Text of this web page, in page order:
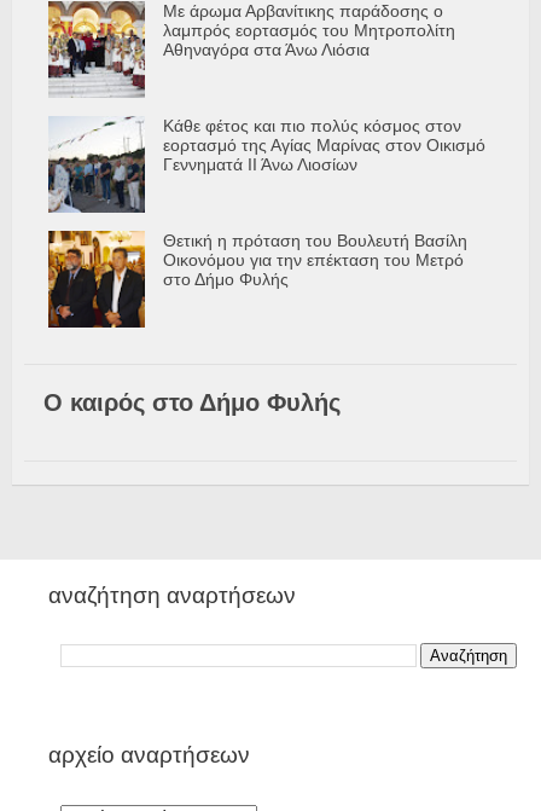
Με άρωμα Αρβανίτικης παράδοσης ο
λαμπρός εορτασμός του Μητροπολίτη
Αθηναγόρα στα Άνω Λιόσια
Κάθε φέτος και πιο πολύς κόσμος στον
εορτασμό της Αγίας Μαρίνας στον Οικισμό
Γεννηματά ΙΙ Άνω Λιοσίων
Θετική η πρόταση του Βουλευτή Βασίλη
Οικονόμου για την επέκταση του Μετρό
στο Δήμο Φυλής
Ο καιρός στο Δήμο Φυλής
αναζήτηση αναρτήσεων
αρχείο αναρτήσεων